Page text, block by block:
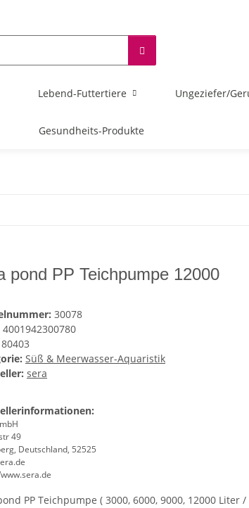
Lebend-Futtertiere Ungeziefer/
Gesundheits-Produkte
pond PP Teichpumpe 12000
30078
4001942300780
80403
Süß & Meerwasser-Aquaristik
sera
49
Deutschland, 52525
PP Teichpumpe ( 3000, 6000, 9000, 12000 Liter